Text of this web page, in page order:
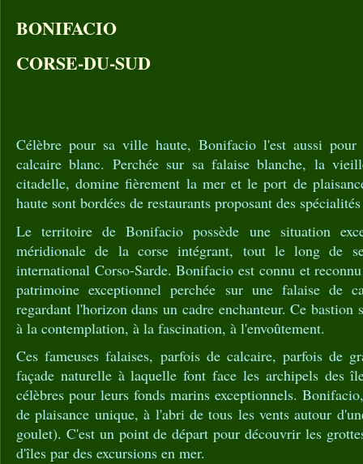
BONIFACIO
CORSE-DU-SUD
Célèbre pour sa ville haute, Bonifacio l'est aussi pour
calcaire blanc. Perchée sur sa falaise blanche, la
citadelle, domine fièrement la mer et le port de
haute sont bordées de restaurants proposant des
Le territoire de Bonifacio possède une situation
méridionale de la corse intégrant, tout le long de
international Corso-Sarde. Bonifacio est connu et
patrimoine exceptionnel perchée sur une falaise de
regardant l'horizon dans un cadre enchanteur. Ce
à la contemplation, à la fascination, à l'envoûtement.
Ces fameuses falaises, parfois de calcaire, parfois de
façade naturelle à laquelle font face les archipels des
célèbres pour leurs fonds marins exceptionnels.
de plaisance unique, à l'abri de tous les vents autour
goulet). C'est un point de départ pour découvrir les
d'îles par des excursions en mer.